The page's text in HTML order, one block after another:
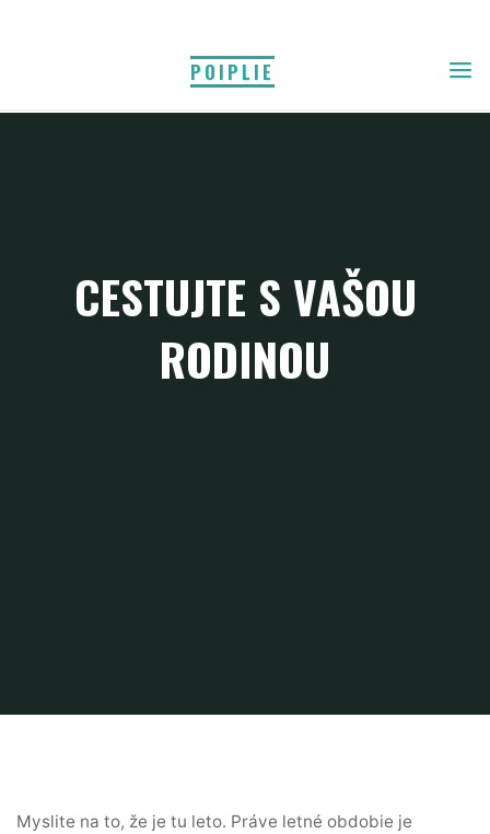
POIPLIE
CESTUJTE S VAŠOU
RODINOU
Myslite na to, že je tu leto. Práve letné obdobie je